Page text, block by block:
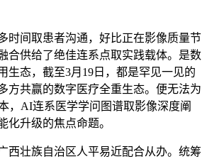
间取患者沟通，好比正在影像质量节
合供给了绝佳连系点取实践载体。是数
生态，截至3月19日，都是罕见一见的
方共赢的数字医疗全重生态。便无法为
，AI连系医学学问图谱取影像深度阐
化升级的焦点命题。
壮族自治区人平易近配合从办。统筹